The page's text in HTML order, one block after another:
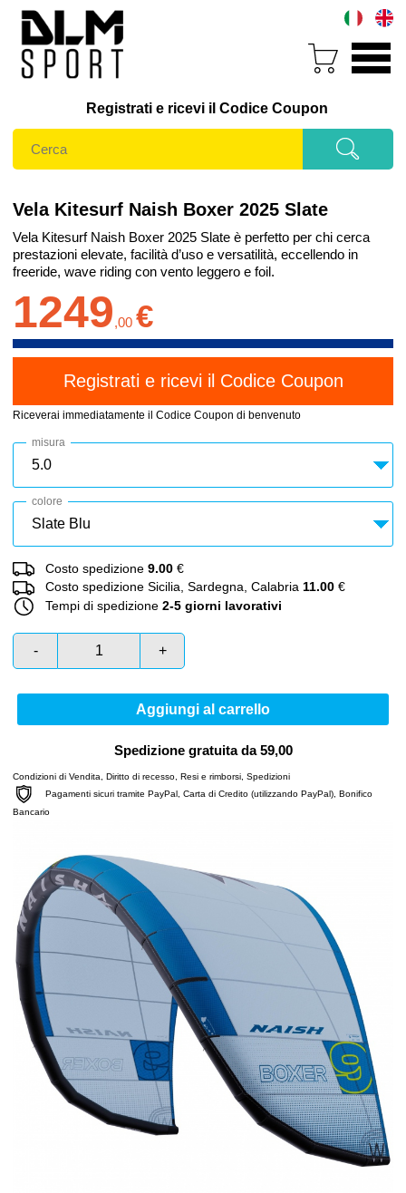
Registrati e ricevi il Codice Coupon
Vela Kitesurf Naish Boxer 2025 Slate
Vela Kitesurf Naish Boxer 2025 Slate è perfetto per chi cerca
prestazioni elevate, facilità d’uso e versatilità, eccellendo in
freeride, wave riding con vento leggero e foil.
1249,00 €
Riceverai immediatamente il Codice Coupon di benvenuto
misura
colore
Costo spedizione 9.00 €
Costo spedizione Sicilia, Sardegna, Calabria 11.00 €
Tempi di spedizione 2-5 giorni lavorativi
- +
Aggiungi al carrello
Spedizione gratuita da 59,00
Condizioni di Vendita Diritto di recesso Resi e rimborsi Spedizioni
Pagamenti sicuri tramite PayPal, Carta di Credito (utilizzando PayPal), Bonifico
Bancario